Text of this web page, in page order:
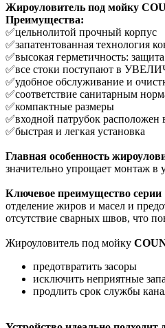
Жироуловитель под мойку
Преимущества:
✅цельнолитой прочный корпус
✅запатентованная технология
✅высокая герметичность:
✅все стоки поступают в
✅удобное обслуживание и
✅соответствие санитарным
✅компактные размеры
✅входной патрубок расположен
✅быстрая и легкая установка
Главная особенность
значительно упрощает монтаж в
Ключевое преимущество
отделение жиров и масел и
отсутствие сварных швов, что
Жироуловитель под мойку
предотвратить засоры
исключить неприятные
продлить срок службы